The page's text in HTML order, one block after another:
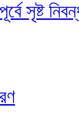
সৃষ্ট